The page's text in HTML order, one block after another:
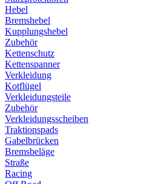
Hebel
Bremshebel
Kupplungshebel
Zubehör
Kettenschutz
Kettenspanner
Verkleidung
Kotflügel
Verkleidungsteile
Zubehör
Verkleidungsscheiben
Traktionspads
Gabelbrücken
Bremsbeläge
Straße
Racing